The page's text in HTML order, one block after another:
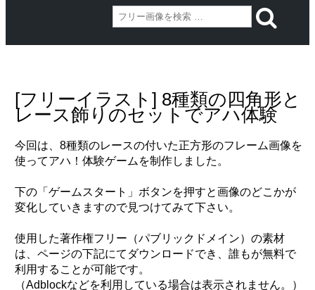
[フリーイラスト] 8種類の四角形と
レース飾りのセットでアハ体験
今回は、8種類のレースの付いた正方形のフレーム画像を
使ってアハ！体験ゲームを制作しました。
下の「ゲームスタート」ボタンを押すと画像のどこかが
変化していきますので見つけてみて下さい。
使用した著作権フリー（パブリックドメイン）の素材
は、ページの下記にてダウンロードでき、誰もが無料で
利用することが可能です。
（Adblockなどを利用している場合は表示されません。）